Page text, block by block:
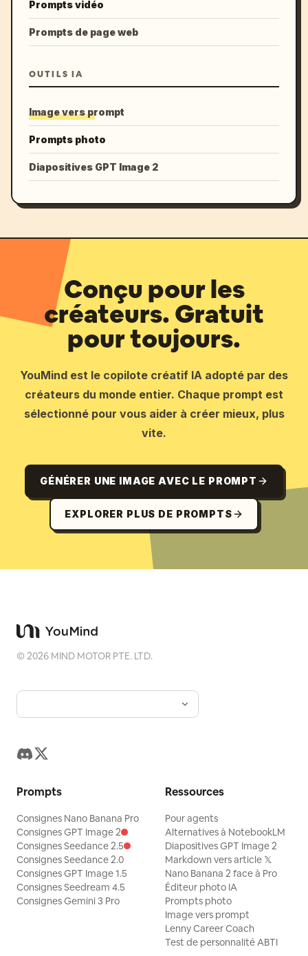
Prompts vidéo
Prompts de page web
OUTILS IA
Image vers prompt
Prompts photo
Diapositives GPT Image 2
Conçu pour les
créateurs. Gratuit
pour toujours.
YouMind est le copilote créatif IA adopté par des
créateurs du monde entier. Chaque prompt est
sélectionné pour vous aider à créer mieux, plus
vite.
GÉNÉRER UNE IMAGE AVEC LE PROMPT
EXPLORER PLUS DE PROMPTS
©2026 MIND MOTOR PTE. LTD.
Prompts
Consignes Nano Banana Pro
Consignes GPT Image 2
Consignes Seedance 2.5
Consignes Seedance 2.0
Consignes GPT Image 1.5
Consignes Seedream 4.5
Consignes Gemini 3 Pro
Ressources
Pour agents
Alternatives à NotebookLM
Diapositives GPT Image 2
Markdown vers article 𝕏
Nano Banana 2 face à Pro
Éditeur photo IA
Prompts photo
Image vers prompt
Lenny Career Coach
Test de personnalité ABTI